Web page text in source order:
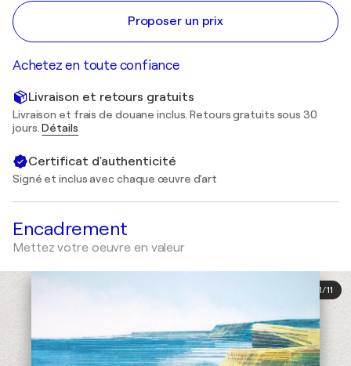
Proposer un prix
Achetez en toute confiance
Livraison et retours gratuits
Livraison et frais de douane inclus. Retours gratuits sous 30
jours.Détails
Certificat d'authenticité
Signé et inclus avec chaque œuvre d'art
Encadrement
Mettez votre oeuvre en valeur
1/11